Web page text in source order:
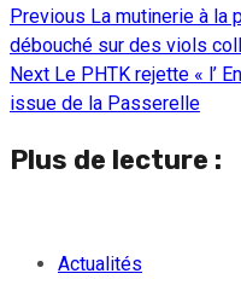
Continue
Reading
Previous La mutinerie à la
débouché sur des viols
Next Le PHTK rejette « l’
issue de la Passerelle
Plus de lecture :
Actualités